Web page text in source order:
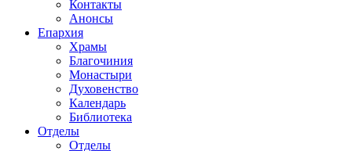
Контакты
Анонсы
Епархия
Храмы
Благочиния
Монастыри
Духовенство
Календарь
Библиотека
Отделы
Отделы